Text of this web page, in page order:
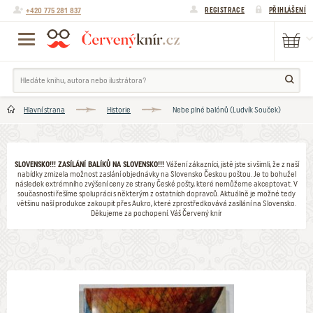
+420 775 281 837 REGISTRACE PŘIHLÁŠENÍ
Hlavní strana Historie Nebe plné balónů (Ludvík Souček)
SLOVENSKO!!! ZASÍLÁNÍ BALÍKŮ NA SLOVENSKO!!! Vážení zákazníci, jistě jste si všimli, že z naší
nabídky zmizela možnost zaslání objednávky na Slovensko Českou poštou. Je to bohužel
následek extrémního zvýšení ceny ze strany České pošty, které nemůžeme akceptovat. V
současnosti řešíme spolupráci s některým z ostatních dopravců. Aktuálně je možné tedy
většinu naší produkce zakoupit přes Aukro, které zprostředkovává zasílání na Slovensko.
Děkujeme za pochopení. Váš Červený knír